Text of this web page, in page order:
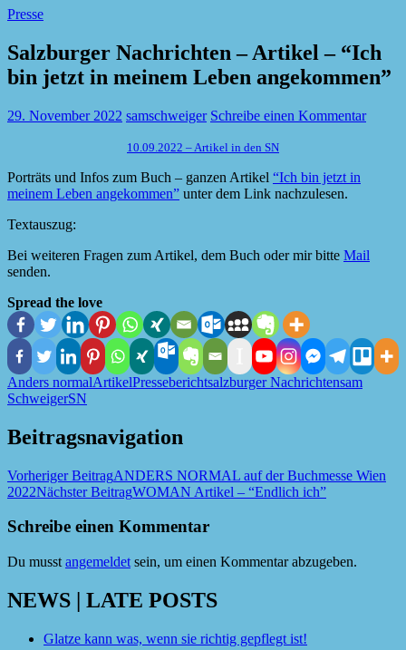
Presse
Salzburger Nachrichten – Artikel – “Ich
bin jetzt in meinem Leben angekommen”
29. November 2022 samschweiger Schreibe einen Kommentar
10.09.2022 – Artikel in den SN
Porträts und Infos zum Buch – ganzen Artikel “Ich bin jetzt in
meinem Leben angekommen” unter dem Link nachzulesen.
Textauszug:
Bei weiteren Fragen zum Artikel, dem Buch oder mir bitte Mail
senden.
Spread the love
Anders normalArtikelPresseberichtsalzburger Nachrichtensam
SchweigerSN
Beitragsnavigation
Vorheriger BeitragANDERS NORMAL auf der Buchmesse Wien
2022Nächster BeitragWOMAN Artikel – “Endlich ich”
Schreibe einen Kommentar
Du musst angemeldet sein, um einen Kommentar abzugeben.
NEWS | LATE POSTS
Glatze kann was, wenn sie richtig gepflegt ist!